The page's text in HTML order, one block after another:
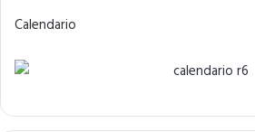
Calendario